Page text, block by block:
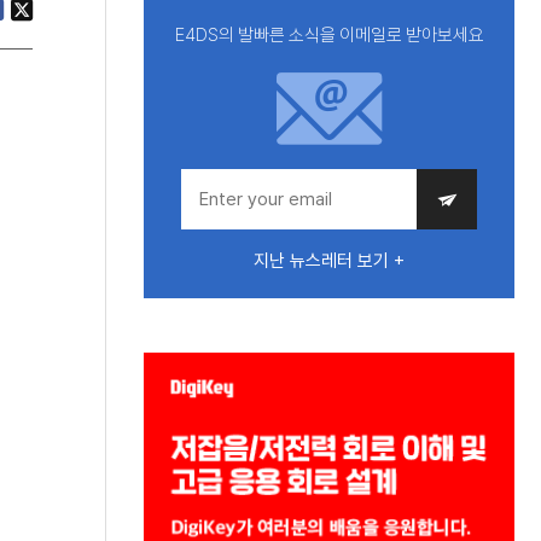
E4DS의 발빠른 소식을 이메일로 받아보세요
지난 뉴스레터 보기 +